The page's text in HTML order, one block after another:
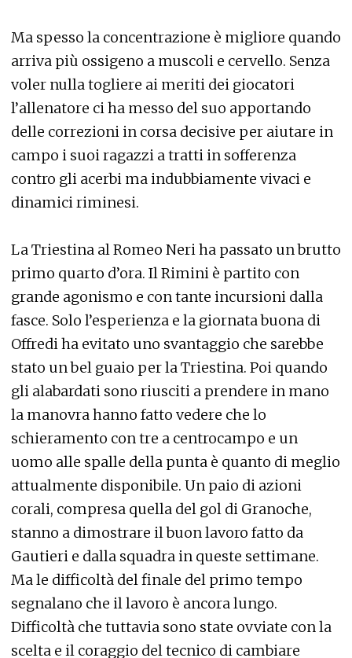
Ma spesso la concentrazione è migliore quando
arriva più ossigeno a muscoli e cervello. Senza
voler nulla togliere ai meriti dei giocatori
l’allenatore ci ha messo del suo apportando
delle correzioni in corsa decisive per aiutare in
campo i suoi ragazzi a tratti in sofferenza
contro gli acerbi ma indubbiamente vivaci e
dinamici riminesi.
La Triestina al Romeo Neri ha passato un brutto
primo quarto d’ora. Il Rimini è partito con
grande agonismo e con tante incursioni dalla
fasce. Solo l’esperienza e la giornata buona di
Offredi ha evitato uno svantaggio che sarebbe
stato un bel guaio per la Triestina. Poi quando
gli alabardati sono riusciti a prendere in mano
la manovra hanno fatto vedere che lo
schieramento con tre a centrocampo e un
uomo alle spalle della punta è quanto di meglio
attualmente disponibile. Un paio di azioni
corali, compresa quella del gol di Granoche,
stanno a dimostrare il buon lavoro fatto da
Gautieri e dalla squadra in queste settimane.
Ma le difficoltà del finale del primo tempo
segnalano che il lavoro è ancora lungo.
Difficoltà che tuttavia sono state ovviate con la
scelta e il coraggio del tecnico di cambiare